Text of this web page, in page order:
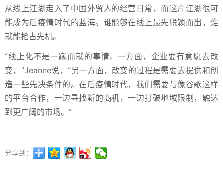
从线上江湖走入了中国外贸人的经营日常，而这片江湖很可
能成为后疫情时代的蓝海。谁能够在线上最先脱颖而出，谁
就能抢占先机。
“线上化不是一蹴而就的事情。一方面，企业要有意愿去改
变，”Jeanne说，“另一方面，改变的过程是需要去提供和创
造一些先决条件的。在后疫情时代，我们需要与像谷歌这样
的平台合作，一边寻找新的商机，一边打破地域限制，触达
到更广阔的市场。”
分享到：